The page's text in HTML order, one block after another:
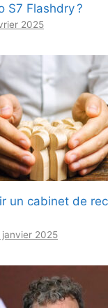
S7 Flashdry ?
2025
un cabinet de
janvier 2025